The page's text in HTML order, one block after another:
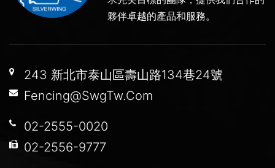
夥伴卓越的產品和服務。
243 新北市泰山區壽山路134巷24號
Fencing@SwgTw.Com
02-2555-0020
02-2556-9777